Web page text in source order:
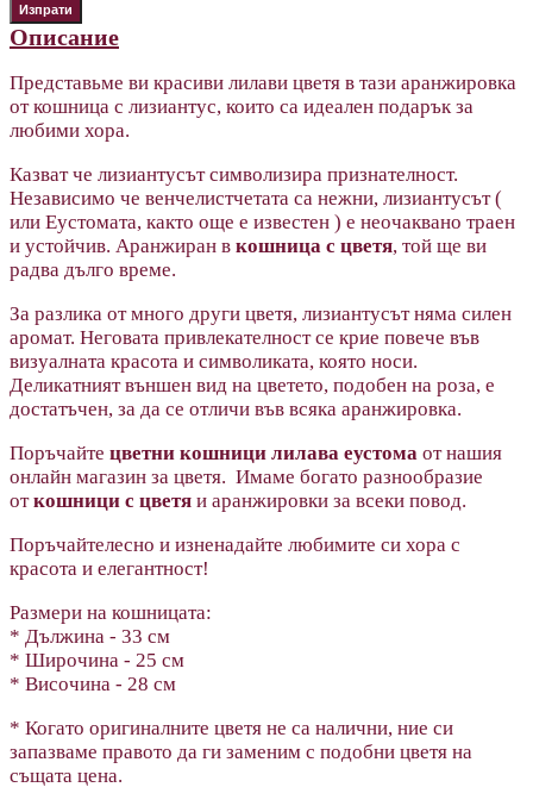
Описание
Представьме ви красиви лилави цветя в тази аранжировка
от кошница с лизиантус, които са идеален подарък за
любими хора.
Казват че лизиантусът символизира признателност.
Независимо че венчелистчетата са нежни, лизиантусът (
или Еустомата, както още е известен ) е неочаквано траен
и устойчив. Аранжиран в кошница с цветя, той ще ви
радва дълго време.
За разлика от много други цветя, лизиантусът няма силен
аромат. Неговата привлекателност се крие повече във
визуалната красота и символиката, която носи.
Деликатният външен вид на цветето, подобен на роза, е
достатъчен, за да се отличи във всяка аранжировка.
Поръчайте цветни кошници лилава еустома от нашия
онлайн магазин за цветя. Имаме богато разнообразие
откошници с цветя и аранжировки за всеки повод.
Поръчайтелесно и изненадайте любимите си хора с
красота и елегантност!
Размери на кошницата:
* Дължина - 33 см
* Широчина - 25 cм
* Височина - 28 см
* Когато оригиналните цветя не са налични, ние си
запазваме правото да ги заменим с подобни цветя на
същата цена.